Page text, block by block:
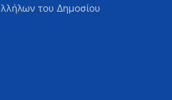
του Δημοσίου